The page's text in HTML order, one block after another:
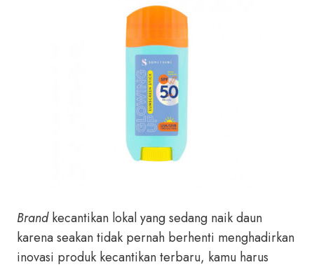
Brandkecantikan lokal yang sedang naik daun
karena seakan tidak pernah berhenti menghadirkan
inovasi produk kecantikan terbaru, kamu harus